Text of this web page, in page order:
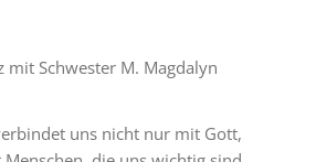
mit Schwester M. Magdalyn
uns nicht nur mit Gott,